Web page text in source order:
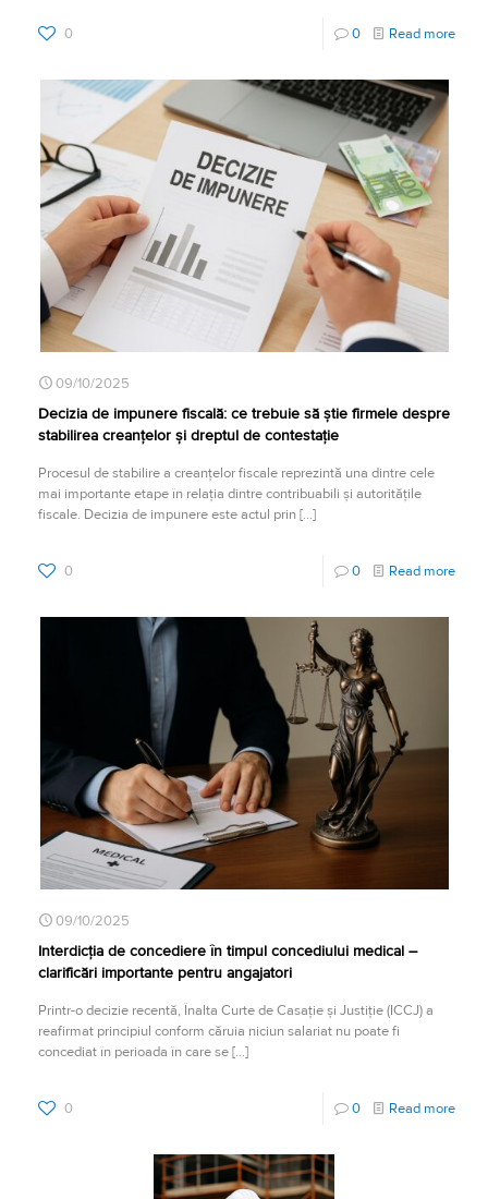
0 0 Read more
09/10/2025
Decizia de impunere fiscală: ce trebuie să știe firmele despre
stabilirea creanțelor și dreptul de contestație
Procesul de stabilire a creanțelor fiscale reprezintă una dintre cele
mai importante etape în relația dintre contribuabili și autoritățile
fiscale. Decizia de impunere este actul prin[…]
0 0 Read more
09/10/2025
Interdicția de concediere în timpul concediului medical –
clarificări importante pentru angajatori
Printr-o decizie recentă, Înalta Curte de Casație și Justiție (ICCJ) a
reafirmat principiul conform căruia niciun salariat nu poate fi
concediat în perioada în care se[…]
0 0 Read more